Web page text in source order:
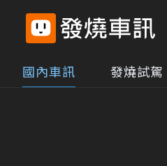
國內車訊 發燒試駕